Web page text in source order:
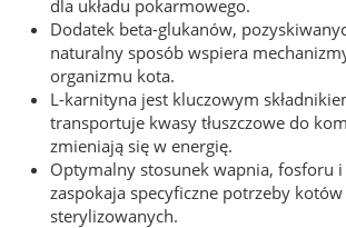
dla układu pokarmowego.
Dodatek beta-glukanów,
naturalny sposób wspiera
organizmu kota.
L-karnityna jest kluczowym
transportuje kwasy tłuszczowe do
zmieniają się w energię.
Optymalny stosunek wapnia, fosforu i
zaspokaja specyficzne potrzeby kotów
sterylizowanych.